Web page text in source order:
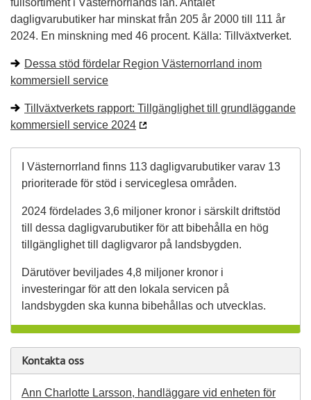
fullsortiment i Västernorrlands län. Antalet
dagligvarubutiker har minskat från 205 år 2000 till 111 år
2024. En minskning med 46 procent. Källa: Tillväxtverket.
Dessa stöd fördelar Region Västernorrland inom
kommersiell service
Tillväxtverkets rapport: Tillgänglighet till grundläggande
kommersiell service 2024
I Västernorrland finns 113 dagligvarubutiker varav 13
prioriterade för stöd i serviceglesa områden.
2024 fördelades 3,6 miljoner kronor i särskilt driftstöd
till dessa dagligvarubutiker för att bibehålla en hög
tillgänglighet till dagligvaror på landsbygden.
Därutöver beviljades 4,8 miljoner kronor i
investeringar för att den lokala servicen på
landsbygden ska kunna bibehållas och utvecklas.
Kontakta oss
Ann Charlotte Larsson, handläggare vid enheten för